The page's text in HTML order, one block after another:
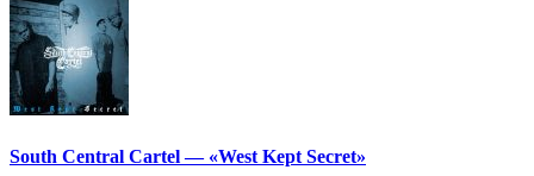
South Central Cartel — «West Kept Secret»